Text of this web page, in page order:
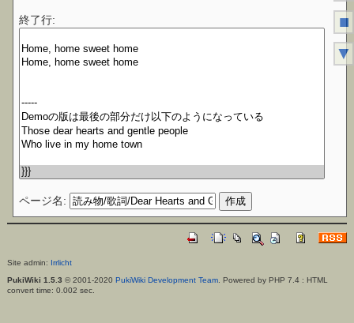
終了行:
ページ名:
Site admin: Irrlicht
PukiWiki 1.5.3 © 2001-2020 PukiWiki Development Team. Powered by PHP 7.4 : HTML
convert time: 0.002 sec.
■
▼